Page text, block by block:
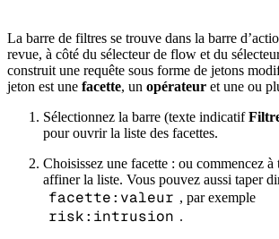
La barre de filtres se trouve dans la barre
revue, à côté du sélecteur de flow et du
construit une requête sous forme de jetons
jeton est une facette, un opérateur et une ou
Sélectionnez la barre (texte indicatif
pour ouvrir la liste des facettes.
Choisissez une facette : ou commencez
affiner la liste. Vous pouvez aussi taper
facette:valeur , par exemple
risk:intrusion .